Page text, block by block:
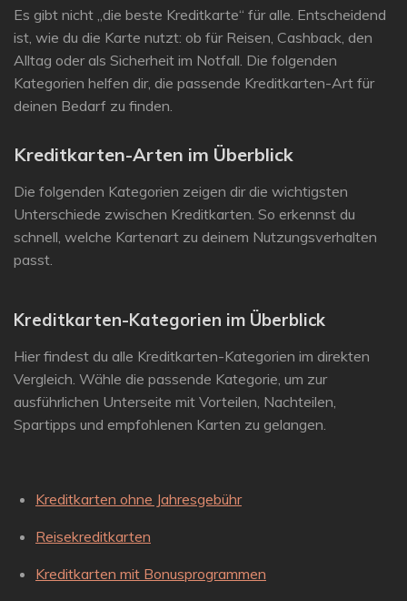
Es gibt nicht „die beste Kreditkarte“ für alle. Entscheidend
ist, wie du die Karte nutzt: ob für Reisen, Cashback, den
Alltag oder als Sicherheit im Notfall. Die folgenden
Kategorien helfen dir, die passende Kreditkarten-Art für
deinen Bedarf zu finden.
Kreditkarten-Arten im Überblick
Die folgenden Kategorien zeigen dir die wichtigsten
Unterschiede zwischen Kreditkarten. So erkennst du
schnell, welche Kartenart zu deinem Nutzungsverhalten
passt.
Kreditkarten-Kategorien im Überblick
Hier findest du alle Kreditkarten-Kategorien im direkten
Vergleich. Wähle die passende Kategorie, um zur
ausführlichen Unterseite mit Vorteilen, Nachteilen,
Spartipps und empfohlenen Karten zu gelangen.
Kreditkarten ohne Jahresgebühr
Reisekreditkarten
Kreditkarten mit Bonusprogrammen